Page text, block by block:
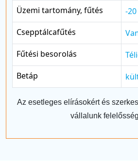
Üzemi tartomány, fűtés
-20
Csepptálcafűtés
Fűtési besorolás
Betáp
Az esetleges elírásokért és
vállalunk